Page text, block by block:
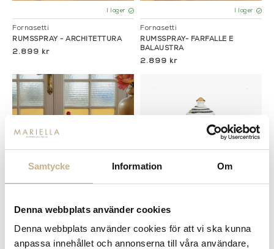
Samtycke Information Om
Denna webbplats använder cookies
Denna webbplats använder cookies för att vi ska kunna
anpassa innehållet och annonserna till våra användare,
I lager
Fornasetti
RUMSSPRAY - ARCHITETTURA
2.899 kr
I lager
Fornasetti
RUMSSPRAY- FARFALLE E
BALAUSTRA
2.899 kr
I lager
Fornasetti
RUMSSPRAY - FRAGRANCE
FRUTTO PROIBITO
Fornasetti
VARIAZIONI - FRAGRANZA